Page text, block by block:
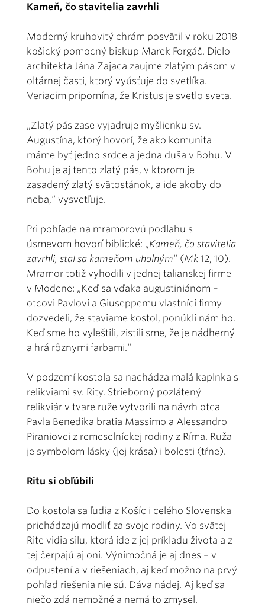
Kameň, čo stavitelia zavrhli
Moderný kruhovitý chrám posvätil v roku 2018
košický pomocný biskup Marek Forgáč. Dielo
architekta Jána Zajaca zaujme zlatým pásom v
oltárnej časti, ktorý vyúsťuje do svetlíka.
Veriacim pripomína, že Kristus je svetlo sveta.
„Zlatý pás zase vyjadruje myšlienku sv.
Augustína, ktorý hovorí, že ako komunita
máme byť jedno srdce a jedna duša v Bohu. V
Bohu je aj tento zlatý pás, v ktorom je
zasadený zlatý svätostánok, a ide akoby do
neba,“ vysvetľuje.
Pri pohľade na mramorovú podlahu s
úsmevom hovorí biblické: „Kameň, čo stavitelia
zavrhli, stal sa kameňom uholným“ (Mk 12, 10).
Mramor totiž vyhodili v jednej talianskej firme
v Modene: „Keď sa vďaka augustiniánom –
otcovi Pavlovi a Giuseppemu vlastníci firmy
dozvedeli, že staviame kostol, ponúkli nám ho.
Keď sme ho vyleštili, zistili sme, že je nádherný
a hrá rôznymi farbami.“
V podzemí kostola sa nachádza malá kaplnka s
relikviami sv. Rity. Strieborný pozlátený
relikviár v tvare ruže vytvorili na návrh otca
Pavla Benedika bratia Massimo a Alessandro
Piraniovci z remeselníckej rodiny z Ríma. Ruža
je symbolom lásky (jej krása) i bolesti (tŕne).
Ritu si obľúbili
Do kostola sa ľudia z Košíc i celého Slovenska
prichádzajú modliť za svoje rodiny. Vo svätej
Rite vidia silu, ktorá ide z jej príkladu života a z
tej čerpajú aj oni. Výnimočná je aj dnes – v
odpustení a v riešeniach, aj keď možno na prvý
pohľad riešenia nie sú. Dáva nádej. Aj keď sa
niečo zdá nemožné a nemá to zmysel.